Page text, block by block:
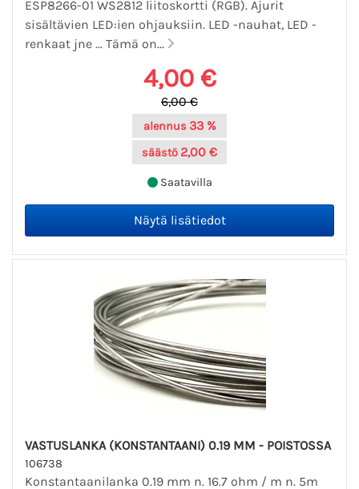
ESP8266-01 WS2812 liitoskortti (RGB). Ajurit
sisältävien LED:ien ohjauksiin. LED -nauhat, LED -
renkaat jne ... Tämä on...
4,00 €
6,00 €
alennus 33 %
säästö 2,00 €
Saatavilla
VASTUSLANKA (KONSTANTAANI) 0.19 MM - POISTOSSA
106738
Konstantaanilanka 0.19 mm n. 16.7 ohm / m n. 5m